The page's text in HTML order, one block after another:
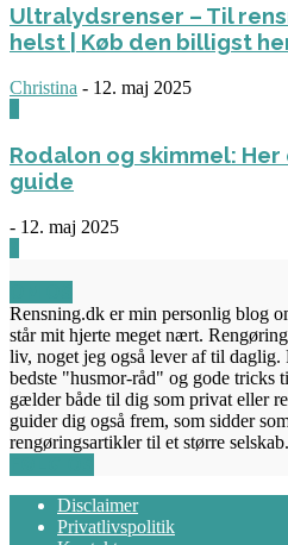
Ultralydsrenser – Til
helst | Køb den billigst
Christina - 12. maj 2025
Rodalon og skimmel:
guide
- 12. maj 2025
Rensning.dk er min personlig blog
står mit hjerte meget nært.
liv, noget jeg også lever af til daglig.
bedste "husmor-råd" og gode tricks
gælder både til dig som privat eller
guider dig også frem, som sidder
rengøringsartikler til et større selskab.
Disclaimer
Privatlivspolitik